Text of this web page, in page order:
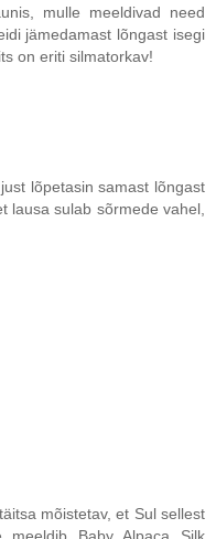
mulle meeldivad need
jämedamast lõngast isegi
on eriti silmatorkav!
lõpetasin samast lõngast
lausa sulab sõrmede vahel,
mõistetav, et Sul sellest